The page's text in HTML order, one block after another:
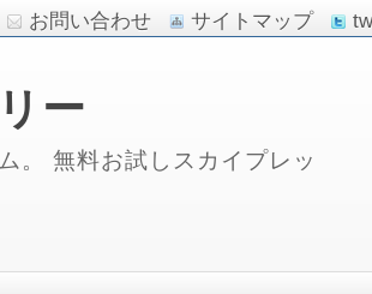
お問い合わせ サイトマップ
ー
。 無料お試しスカイプレッ